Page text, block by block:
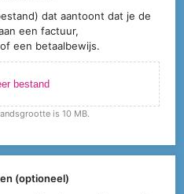
dat aantoont dat je de
een factuur,
een betaalbewijs.
bestand
is 10 MB.
(optioneel)